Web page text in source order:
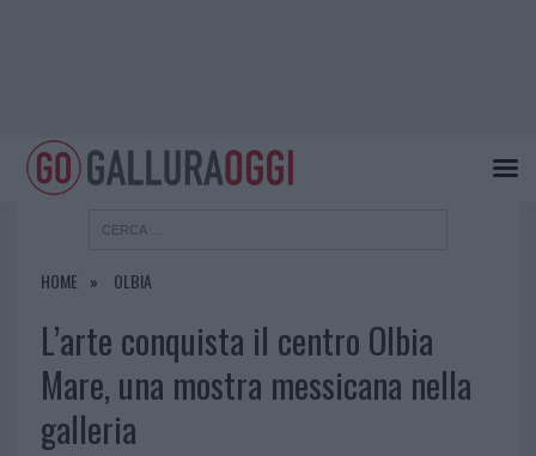
HOME OLBIA
L’arte conquista il centro Olbia
Mare, una mostra messicana nella
galleria